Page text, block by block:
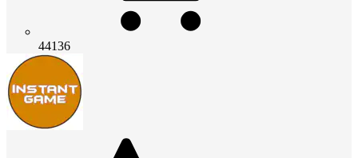
44136